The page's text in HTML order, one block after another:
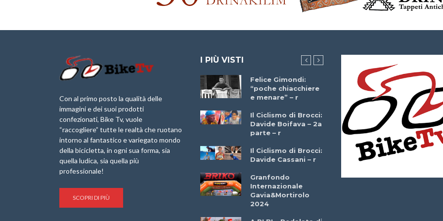
Con al primo posto la qualità delle
immagini e dei suoi prodotti
confezionati, Bike Tv, vuole
“raccogliere” tutte le realtà che ruotano
intorno al fantastico e variegato mondo
della bicicletta, in ogni sua forma, sia
quella ludica, sia quella più
professionale!
SCOPRI DI PIÙ
I PIÙ VISTI
Briko Torino – 11
Maggio 2025 – r
Minerva Edizioni e
Giancarlo Brocci
per “Bartali l’Ultimo
Marathon 2025”
IX Ed. “Tra
Borghi&Castelli” –
Anteprima
1a Edizione
Granfondo
Felice Gimondi:
“poche chiacchiere
e menare” – r
Il Ciclismo di Brocci:
Davide Boifava – 2a
parte – r
Il Ciclismo di Brocci:
Davide Cassani – r
Granfondo
Internazionale
Gavia&Mortirolo
2024
Brocci Incontra
Giuseppe Martinelli
– r
Che cos’è il
triathlon? Con
Simone Diamantini
– r
Marzo 2025 –